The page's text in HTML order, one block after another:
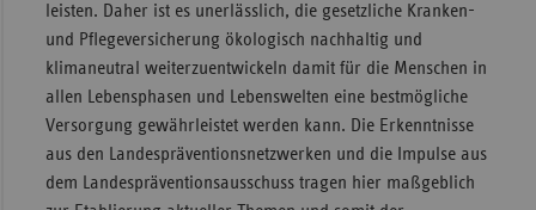
leisten. Daher ist es unerlässlich, die gesetzliche Kranken-
und Pflegeversicherung ökologisch nachhaltig und
klimaneutral weiterzuentwickeln damit für die Menschen in
allen Lebensphasen und Lebenswelten eine bestmögliche
Versorgung gewährleistet werden kann. Die Erkenntnisse
aus den Landespräventionsnetzwerken und die Impulse aus
dem Landespräventionsausschuss tragen hier maßgeblich